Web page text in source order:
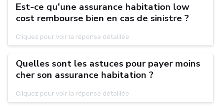
Est-ce qu'une assurance habitation low
cost rembourse bien en cas de sinistre ?
Cliquez pour voir la réponse détaillée
Quelles sont les astuces pour payer moins
cher son assurance habitation ?
Cliquez pour voir la réponse détaillée